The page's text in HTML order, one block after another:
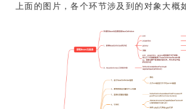
上面的图片，各个环节涉及到的对象大概